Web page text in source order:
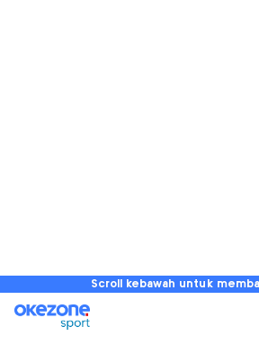
Scroll kebawah untuk